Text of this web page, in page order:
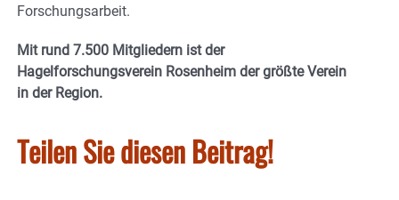
Forschungsarbeit.
Mit rund 7.500 Mitgliedern ist der
Hagelforschungsverein Rosenheim der größte Verein
in der Region.
Teilen Sie diesen Beitrag!